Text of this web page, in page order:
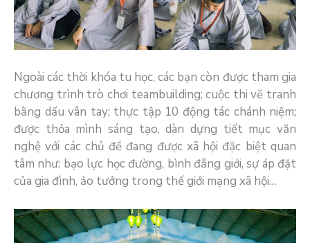
Ngoài các thời khóa tu học, các bạn còn được tham gia
chương trình trò chơi teambuilding; cuộc thi vẽ tranh
bằng dấu vân tay; thực tập 10 động tác chánh niệm;
được thỏa mình sáng tạo, dàn dựng tiết mục văn
nghệ với các chủ đề đang được xã hội đặc biệt quan
tâm như: bạo lực học đường, bình đẳng giới, sự áp đặt
của gia đình, ảo tưởng trong thế giới mạng xã hội…